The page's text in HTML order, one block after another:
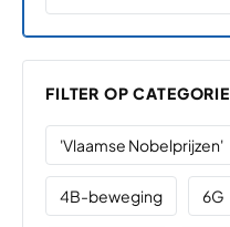
FILTER OP CATEGORIE
'Vlaamse Nobelprijzen'
4B-beweging 6G